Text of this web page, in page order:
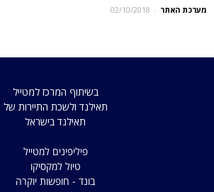
מערכת האתר -
02/10/2018
בשיתוף המרכז למטייל
תאילנד ולשכת התיירות של
תאילנד בישראל
פיליפינים למטייל
טיול למקסיקו
בונד - חופשות יוקרה